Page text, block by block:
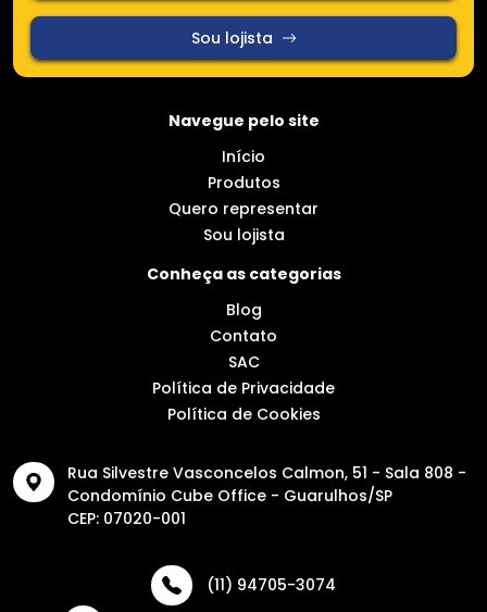
Sou lojista
Navegue pelo site
Início
Produtos
Quero representar
Sou lojista
Conheça as categorias
Blog
Contato
SAC
Política de Privacidade
Política de Cookies
Rua Silvestre Vasconcelos Calmon, 51 - Sala 808 -
Condomínio Cube Office - Guarulhos/SP
CEP: 07020-001
(11) 94705-3074